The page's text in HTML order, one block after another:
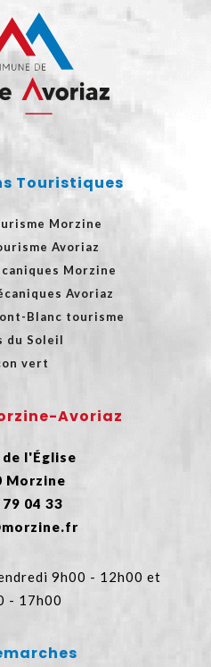
Touristiques
Morzine
Avoriaz
Morzine
Avoriaz
Blanc tourisme
du Soleil
vert
Avoriaz
de l'Église
Morzine
04 33
9h00 - 12h00 et
- 17h00